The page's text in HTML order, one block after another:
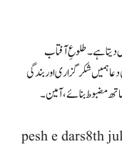
دیتا ہے۔ طلوعِ آفتاب
ہمیں شکرگزاری اور بندگی
مضبوط بنائے، آمین۔
pesh e dars8th